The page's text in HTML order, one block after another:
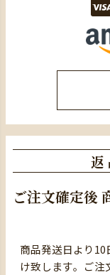
ご注文確定後
商品発送日より10
け致します。ご注